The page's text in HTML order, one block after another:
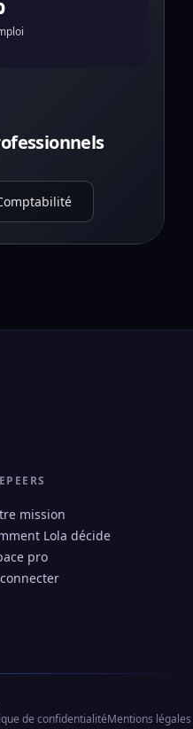
mission
Lola décide
pro
de confidentialitéMentions légales